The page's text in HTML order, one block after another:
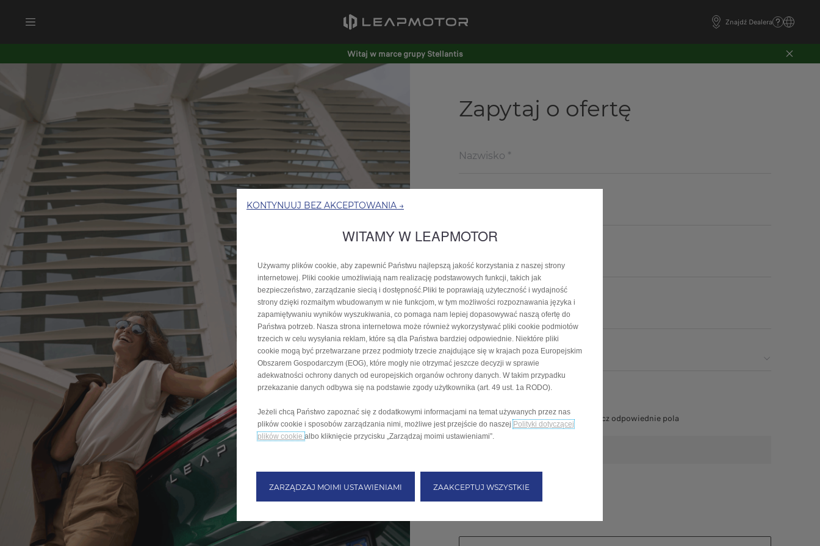
Znajdź Dealera
Witaj w marce grupy Stellantis
Zapytaj o ofertę
Model *
Przeczytaj poniższe informacje i zaznacz odpowiednie pola
Dołącz do nas!
KONTYNUUJ BEZ AKCEPTOWANIA →
WITAMY W LEAPMOTOR
Używamy plików cookie, aby zapewnić Państwu najlepszą jakość korzystania z naszej strony
internetowej. Pliki cookie umożliwiają nam realizację podstawowych funkcji, takich jak
bezpieczeństwo, zarządzanie siecią i dostępność.Pliki te poprawiają użyteczność i wydajność
strony dzięki rozmaitym wbudowanym w nie funkcjom, w tym możliwości rozpoznawania języka i
zapamiętywaniu wyników wyszukiwania, co pomaga nam lepiej dopasowywać naszą ofertę do
Państwa potrzeb. Nasza strona internetowa może również wykorzystywać pliki cookie podmiotów
trzecich w celu wysyłania reklam, które są dla Państwa bardziej odpowiednie. Niektóre pliki
cookie mogą być przetwarzane przez podmioty trzecie znajdujące się w krajach poza Europejskim
Obszarem Gospodarczym (EOG), które mogły nie otrzymać jeszcze decyzji w sprawie
adekwatności ochrony danych od europejskich organów ochrony danych. W takim przypadku
przekazanie danych odbywa się na podstawie zgody użytkownika (art. 49 ust. 1a RODO).
Jeżeli chcą Państwo zapoznać się z dodatkowymi informacjami na temat używanych przez nas
plików cookie i sposobów zarządzania nimi, możliwe jest przejście do naszejPolityki dotyczącej
plików cookie albo kliknięcie przycisku „Zarządzaj moimi ustawieniami”.
ZARZĄDZAJ MOIMI USTAWIENIAMI ZAAKCEPTUJ WSZYSTKIE